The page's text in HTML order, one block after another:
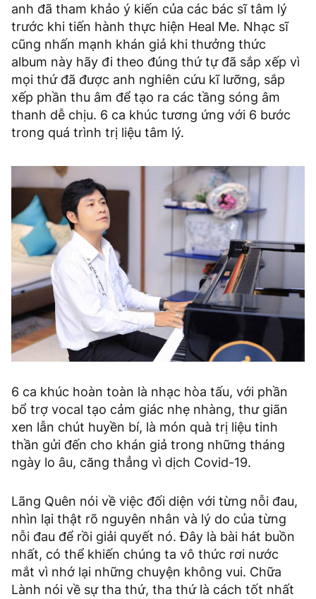
anh đã tham khảo ý kiến của các bác sĩ tâm lý
trước khi tiến hành thực hiện Heal Me. Nhạc sĩ
cũng nhấn mạnh khán giả khi thưởng thức
album này hãy đi theo đúng thứ tự đã sắp xếp vì
mọi thứ đã được anh nghiên cứu kĩ lưỡng, sắp
xếp phần thu âm để tạo ra các tầng sóng âm
thanh dễ chịu. 6 ca khúc tương ứng với 6 bước
trong quá trình trị liệu tâm lý.
6 ca khúc hoàn toàn là nhạc hòa tấu, với phần
bổ trợ vocal tạo cảm giác nhẹ nhàng, thư giãn
xen lẫn chút huyền bí, là món quà trị liệu tinh
thần gửi đến cho khán giả trong những tháng
ngày lo âu, căng thẳng vì dịch Covid-19.
Lãng Quên nói về việc đối diện với từng nỗi đau,
nhìn lại thật rõ nguyên nhân và lý do của từng
nỗi đau để rồi giải quyết nó. Đây là bài hát buồn
nhất, có thể khiến chúng ta vô thức rơi nước
mắt vì nhớ lại những chuyện không vui. Chữa
Lành nói về sự tha thứ, tha thứ là cách tốt nhất